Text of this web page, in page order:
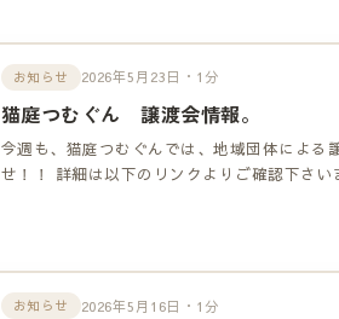
お知らせ 2026年5月23日・1分
猫庭つむぐん 譲渡会情報。
今週も、猫庭つむぐんでは、地域団体による
せ！！ 詳細は以下のリンクよりご確認下さい
お知らせ 2026年5月16日・1分